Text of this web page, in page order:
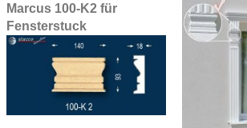
Marcus 100-K2 für
Fensterstuck